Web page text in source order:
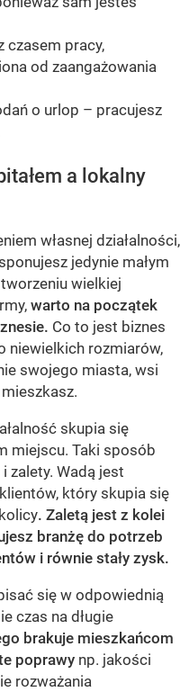
czasem pracy,
od zaangażowania
o urlop – pracujesz
a lokalny
własnej działalności,
jedynie małym
wielkiej
warto na początek
Co to jest biznes
niewielkich rozmiarów,
swojego miasta, wsi
skupia się
miejscu. Taki sposób
zalety. Wadą jest
który skupia się
. Zaletą jest z kolei
branżę do potrzeb
i równie stały zysk.
się w odpowiednią
czas na długie
brakuje mieszkańcom
poprawy np. jakości
rozważania